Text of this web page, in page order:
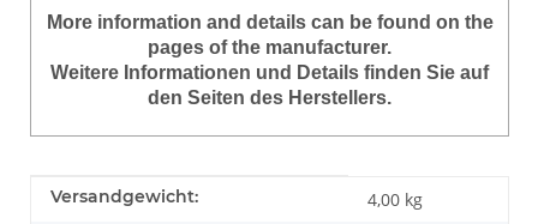
More information and details can be found on the
pages of the manufacturer.
Weitere Informationen und Details finden Sie auf
den Seiten des Herstellers.
Produkteigenschaft
Wert
Versandgewicht: 4,00 kg